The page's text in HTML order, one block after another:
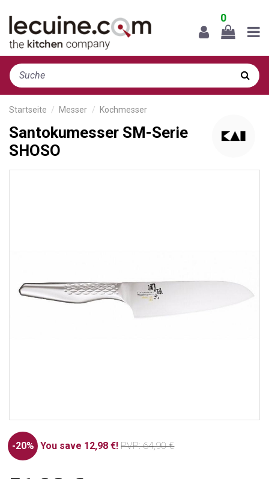
0
Startseite Messer Kochmesser
Santokumesser SM-Serie
SHOSO
-20% You save 12,98 €! PVP: 64,90 €